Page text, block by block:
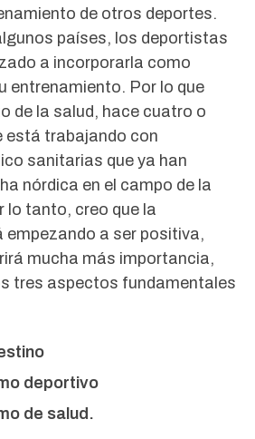
de otros deportes.
países, los deportistas
a incorporarla como
entrenamiento. Por lo que
de la salud, hace cuatro o
está trabajando con
sanitarias que ya han
nórdica en el campo de la
lo tanto, creo que la
a ser positiva,
mucha más importancia,
tres aspectos fundamentales
deportivo
de salud.